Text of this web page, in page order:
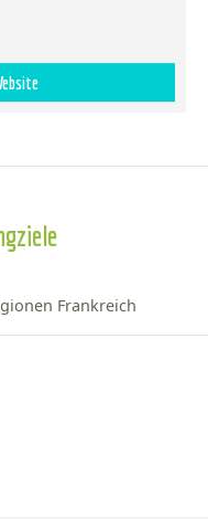
Frankreich